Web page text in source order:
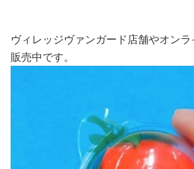
ヴィレッジヴァンガード店舗やオン
販売中です。